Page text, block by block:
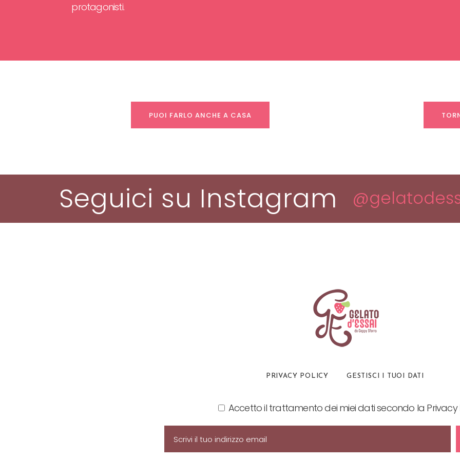
protagonisti.
PUOI FARLO ANCHE A CASA
Seguici su Instagram
PRIVACY POLICY GESTISCI I TUOI DATI
Accetto il trattamento dei miei dati secondo la Privacy